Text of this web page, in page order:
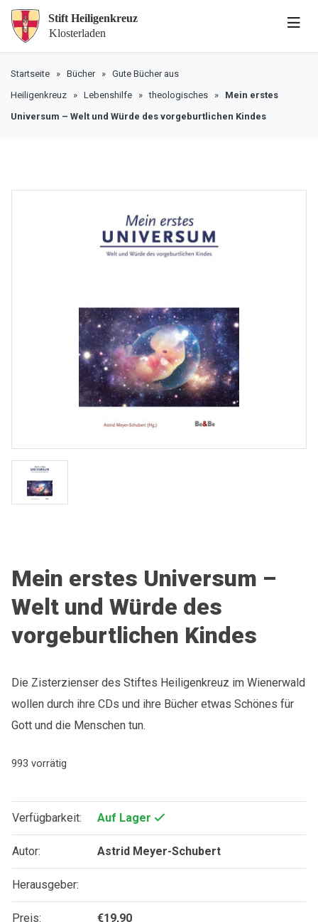
Startseite » Bücher» Gute Bücher aus
Heiligenkreuz » Lebenshilfe »theologisches » Mein erstes
Universum – Welt und Würde des vorgeburtlichen Kindes
Mein erstes Universum –
Welt und Würde des
vorgeburtlichen Kindes
Die Zisterzienser des Stiftes Heiligenkreuz im Wienerwald
wollen durch ihre CDs und ihre Bücher etwas Schönes für
Gott und die Menschen tun.
993 vorrätig
Verfügbarkeit: Auf Lager
Autor: Astrid Meyer-Schubert
Herausgeber:
Preis: €19,90